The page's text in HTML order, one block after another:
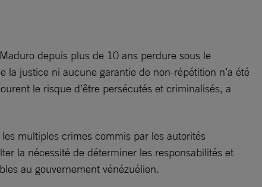
depuis plus de 10 ans perdure sous le
justice ni aucune garantie de non-répétition n’a été
le risque d’être persécutés et criminalisés, a
multiples crimes commis par les autorités
la nécessité de déterminer les responsabilités et
au gouvernement vénézuélien.